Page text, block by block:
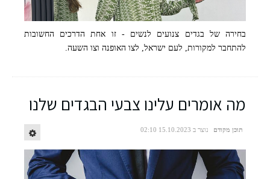
בחירה של בגדים צנועים לנשים - זו אחת הדרכים החשובות
להתחבר למקורות, לעם ישראל, לצו האופנה וצו השעה.
מה אומרים עלינו צבעי הבגדים שלנו
תוכן מקודם נוצר ב 15.10.2023 02:10